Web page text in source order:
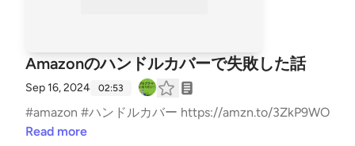
Amazonのハンドルカバーで失敗した話
Sep 16, 2024 02:53
#amazon #ハンドルカバー https://amzn.to/3ZkP9WO
Read more